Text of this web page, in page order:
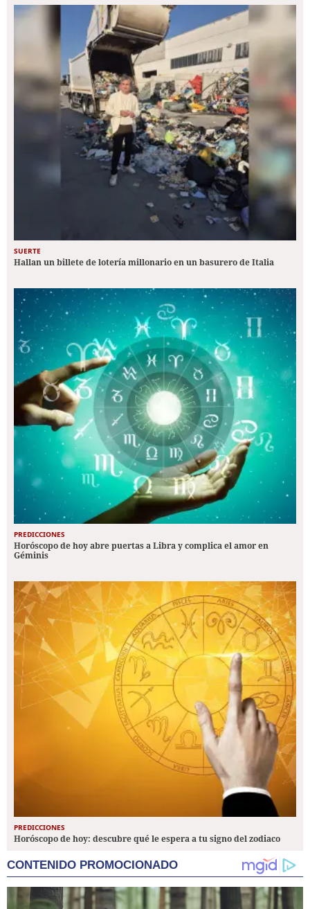
SUERTE
Hallan un billete de lotería millonario en un basurero de Italia
PREDICCIONES
Horóscopo de hoy abre puertas a Libra y complica el amor en
Géminis
PREDICCIONES
Horóscopo de hoy: descubre qué le espera a tu signo del zodiaco
CONTENIDO PROMOCIONADO